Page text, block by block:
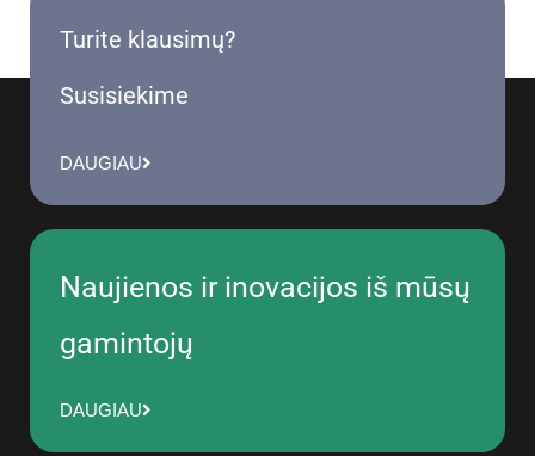
Turite klausimų?
Susisiekime
DAUGIAU
Naujienos ir inovacijos iš mūsų
gamintojų
DAUGIAU